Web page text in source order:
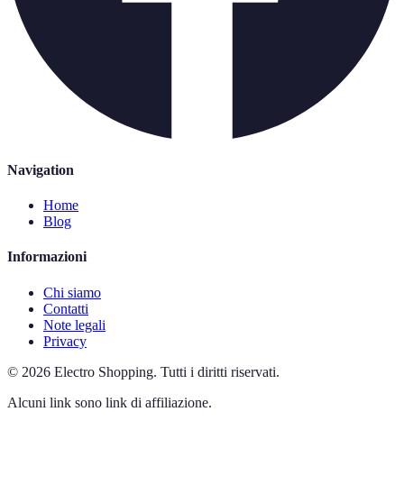
Navigation
Home
Blog
Informazioni
Chi siamo
Contatti
Note legali
Privacy
© 2026 Electro Shopping. Tutti i diritti riservati.
Alcuni link sono link di affiliazione.